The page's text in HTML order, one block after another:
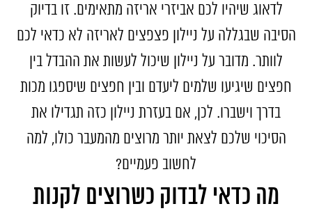
לדאוג שיהיו לכם אביזרי אריזה מתאימים. זו בדיוק
הסיבה שבגללה על ניילון פצפצים לאריזה לא כדאי לכם
לוותר. מדובר על ניילון שיכול לעשות את ההבדל בין
חפצים שיגיעו שלמים ליעדם ובין חפצים שיספגו מכות
בדרך וישברו. לכן, אם בעזרת ניילון כזה תגדילו את
הסיכוי שלכם לצאת יותר מרוצים מהמעבר כולו, למה
לחשוב פעמיים?
מה כדאי לבדוק כשרוצים לקנות